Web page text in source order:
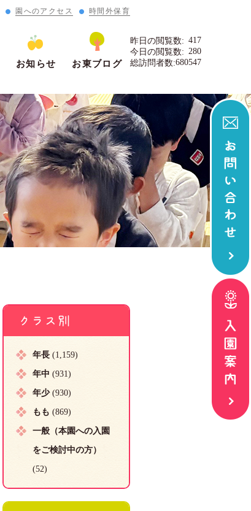
園へのアクセス 時間外保育
お知らせ お東ブログ
417
昨日の閲覧数:
280
今日の閲覧数:
680547
総訪問者数:
クラス別
年長 (1,159)
年中 (931)
年少(930)
もも (869)
一般（本園への入園
をご検討中の方）
(52)